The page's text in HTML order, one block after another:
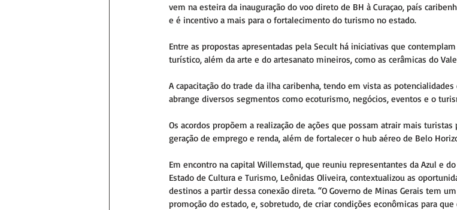
vem na esteira da inauguração do voo direto de BH à Curaçao, país
e é incentivo a mais para o fortalecimento do turismo no estado.
Entre as propostas apresentadas pela Secult há iniciativas que
turístico, além da arte e do artesanato mineiros, como as cerâmicas do
A capacitação do trade da ilha caribenha, tendo em vista as
abrange diversos segmentos como ecoturismo, negócios, eventos e o
Os acordos propõem a realização de ações que possam atrair mais
geração de emprego e renda, além de fortalecer o hub aéreo de Belo
Em encontro na capital Willemstad, que reuniu representantes da Azul e
Estado de Cultura e Turismo, Leônidas Oliveira, contextualizou as
destinos a partir dessa conexão direta. “O Governo de Minas Gerais tem
promoção do estado, e, sobretudo, de criar condições econômicas para